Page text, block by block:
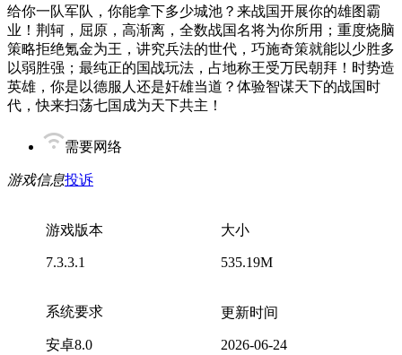
给你一队军队，你能拿下多少城池？来战国开展你的雄图霸
业！荆轲，屈原，高渐离，全数战国名将为你所用；重度烧脑
策略拒绝氪金为王，讲究兵法的世代，巧施奇策就能以少胜多
以弱胜强；最纯正的国战玩法，占地称王受万民朝拜！时势造
英雄，你是以德服人还是奸雄当道？体验智谋天下的战国时
代，快来扫荡七国成为天下共主！
需要网络
游戏信息投诉
游戏版本
7.3.3.1
大小
535.19M
系统要求
安卓8.0
更新时间
2026-06-24